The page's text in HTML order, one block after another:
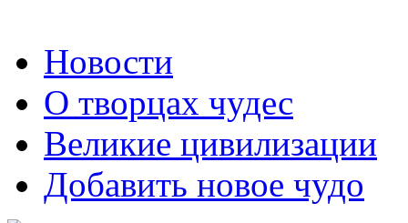
Новости
О творцах чудес
Великие цивилизации
Добавить новое чудо